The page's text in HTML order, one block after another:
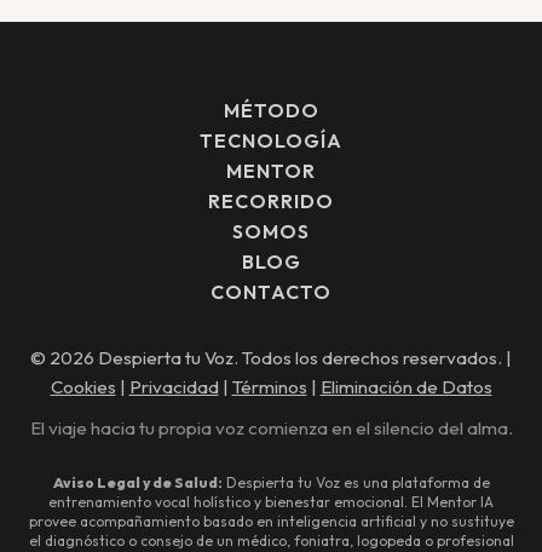
MÉTODO
TECNOLOGÍA
MENTOR
RECORRIDO
SOMOS
BLOG
CONTACTO
© 2026 Despierta tu Voz. Todos los derechos reservados. |
Cookies | Privacidad| Términos | Eliminación de Datos
El viaje hacia tu propia voz comienza en el silencio del alma.
Aviso Legal y de Salud: Despierta tu Voz es una plataforma de
entrenamiento vocal holístico y bienestar emocional. El Mentor IA
provee acompañamiento basado en inteligencia artificial y no sustituye
el diagnóstico o consejo de un médico, foniatra, logopeda o profesional